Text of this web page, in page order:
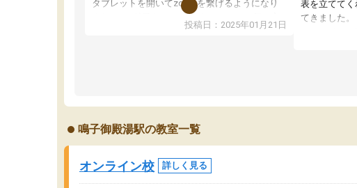
タブレットを開いてzoomを繋げるようになり
ました！5科目なんでもOKなのもとても気に入
投稿日：2025年01月21日
表を立てて
てきました。
オンライン
い日も予定
鳴子御殿湯駅の教室一覧
オンライン校 詳しく見る